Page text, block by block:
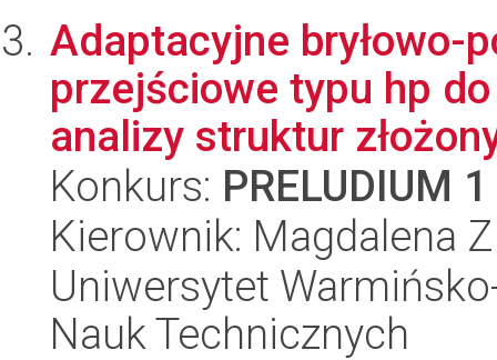
Adaptacyjne bryłowo-
przejściowe typu hp
analizy struktur
Konkurs: PRELUDIUM 1
Kierownik: Magdalena
Uniwersytet
Nauk Technicznych